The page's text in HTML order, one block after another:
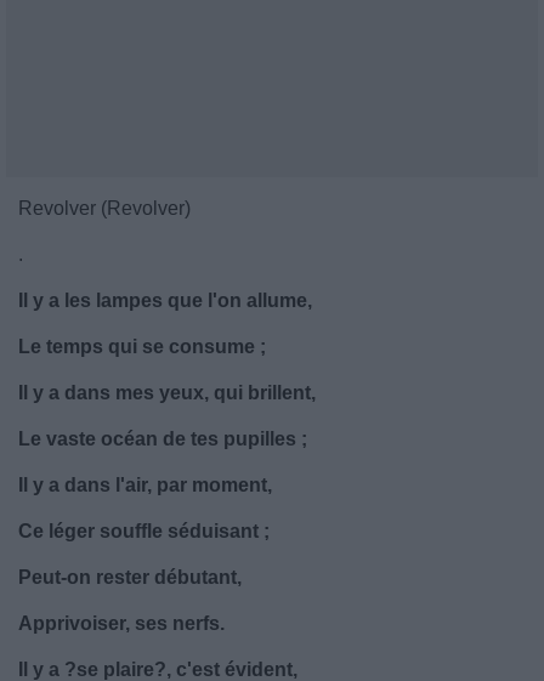
Revolver (Revolver)
.
Il y a les lampes que l'on allume,
Le temps qui se consume ;
Il y a dans mes yeux, qui brillent,
Le vaste océan de tes pupilles ;
Il y a dans l'air, par moment,
Ce léger souffle séduisant ;
Peut-on rester débutant,
Apprivoiser, ses nerfs.
Il y a ?se plaire?, c'est évident,